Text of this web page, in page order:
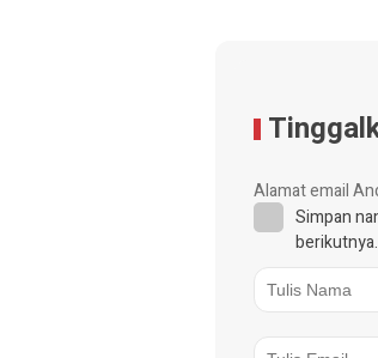
Alamat email
Simpan
berikutnya.